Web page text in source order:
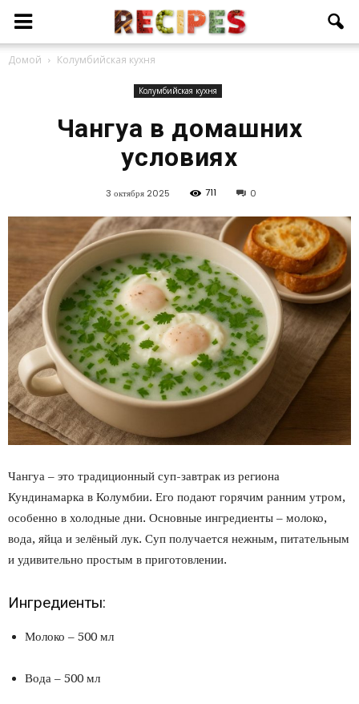
Домой Колумбийская кухня
Колумбийская кухня
Чангуа в домашних
условиях
3 октября 2025 711 0
Чангуа – это традиционный суп-завтрак из региона
Кундинамарка в Колумбии. Его подают горячим ранним утром,
особенно в холодные дни. Основные ингредиенты – молоко,
вода, яйца и зелёный лук. Суп получается нежным, питательным
и удивительно простым в приготовлении.
Ингредиенты:
Молоко – 500 мл
Вода – 500 мл